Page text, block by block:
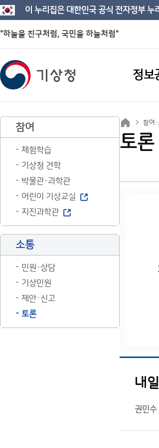
이 누리집은 대한민국 공식 전자정부 누
"하늘을 친구처럼, 국민을 하늘처럼"
정보
참여
체험학습
기상청 견학
박물관·과학관
어린이 기상교실
지진과학관
소통
민원·상담
기상민원
제안·신고
토론
참여
토론
내
권민수